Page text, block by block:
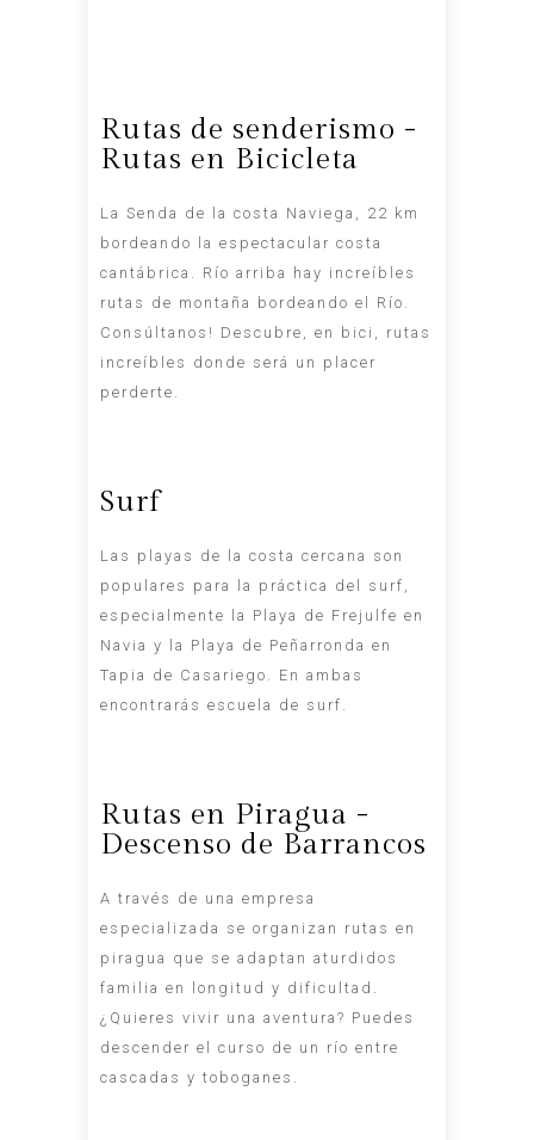
Rutas de senderismo -
Rutas en Bicicleta
La Senda de la costa Naviega, 22 km
bordeando la espectacular costa
cantábrica. Río arriba hay increíbles
rutas de montaña bordeando el Río.
Consúltanos! Descubre, en bici, rutas
increíbles donde será un placer
perderte.
Surf
Las playas de la costa cercana son
populares para la práctica del surf,
especialmente la Playa de Frejulfe en
Navia y la Playa de Peñarronda en
Tapia de Casariego. En ambas
encontrarás escuela de surf.
Rutas en Piragua -
Descenso de Barrancos
A través de una empresa
especializada se organizan rutas en
piragua que se adaptan aturdidos
familia en longitud y dificultad.
¿Quieres vivir una aventura? Puedes
descender el curso de un río entre
cascadas y toboganes.